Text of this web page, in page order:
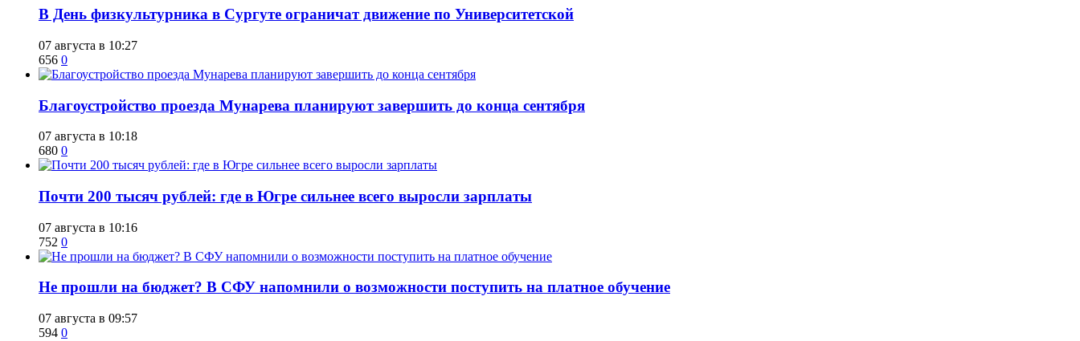
​В День физкультурника в Сургуте ограничат движение по Университетской
07 августа в 10:27
656 0
Благоустройство проезда Мунарева планируют завершить до конца сентября
07 августа в 10:18
680 0
​Почти 200 тысяч рублей: где в Югре сильнее всего выросли зарплаты
07 августа в 10:16
752 0
Не прошли на бюджет? В СФУ напомнили о возможности поступить на платное обучение
07 августа в 09:57
594 0